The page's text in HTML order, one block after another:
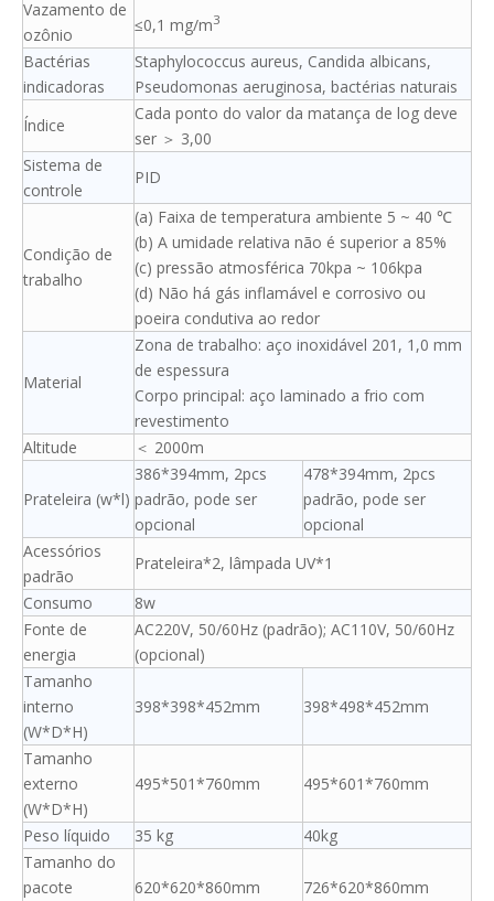
Vazamento de
ozônio
≤0,1 mg/m3
Bactérias
indicadoras
Staphylococcus aureus, Candida albicans,
Pseudomonas aeruginosa, bactérias naturais
Índice
Cada ponto do valor da matança de log deve
ser ＞ 3,00
Sistema de
controle
PID
Condição de
trabalho
(a) Faixa de temperatura ambiente 5 ~ 40 ℃
(b) A umidade relativa não é superior a 85%
(c) pressão atmosférica 70kpa ~ 106kpa
(d) Não há gás inflamável e corrosivo ou
poeira condutiva ao redor
Material
Zona de trabalho: aço inoxidável 201, 1,0 mm
de espessura
Corpo principal: aço laminado a frio com
revestimento
Altitude
＜ 2000m
Prateleira (w*l)
386*394mm, 2pcs
padrão, pode ser
opcional
478*394mm, 2pcs
padrão, pode ser
opcional
Acessórios
padrão
Prateleira*2, lâmpada UV*1
Consumo
8w
Fonte de
energia
AC220V, 50/60Hz (padrão); AC110V, 50/60Hz
(opcional)
Tamanho
interno
(W*D*H)
398*398*452mm 398*498*452mm
Tamanho
externo
(W*D*H)
495*501*760mm 495*601*760mm
Peso líquido 35 kg
40kg
Tamanho do
pacote
620*620*860mm 726*620*860mm